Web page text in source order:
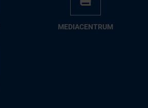
ME­DIA­CEN­TRUM